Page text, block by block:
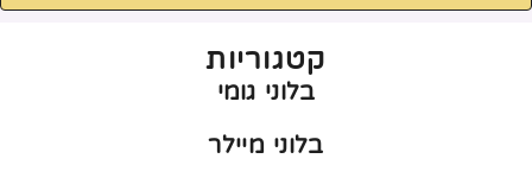
קטגוריות
בלוני גומי
בלוני מיילר